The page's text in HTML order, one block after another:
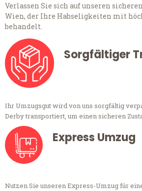
Verlassen Sie sich auf unseren
Wien, der Ihre Habseligkeiten mit
behandelt.
Sorgfältiger
Ihr Umzugsgut wird von uns sorgfältig
Derby transportiert, um einen sicheren
Express Umzug
Nutzen Sie unseren Express-Umzug für